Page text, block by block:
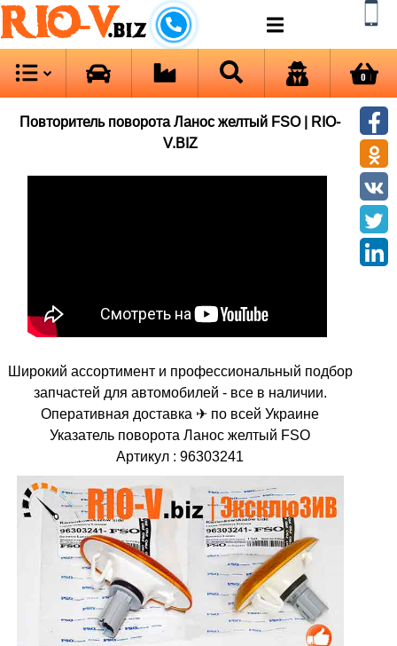
RIO-V.biz
0
Повторитель поворота Ланос желтый FSO | RIO-
V.BIZ
Широкий ассортимент и профессиональный подбор
запчастей для автомобилей - все в наличии.
Оперативная доставка ✈ по всей Украине
Указатель поворота Ланос желтый FSO
Артикул : 96303241